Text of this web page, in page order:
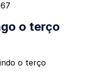
o terço
o terço